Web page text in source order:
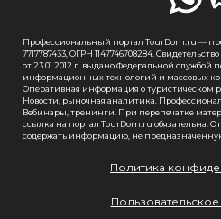
Профессиональный портал TourDom.ru —
7717787433, ОГРН 1147746708284.
от 23.01.2012 г. выдано Федеральной службой
информационных технологий и массовых
Оперативная информация о туристическом
Новости, рыночная аналитика.
Вебинары, тренинги. При перепечатке
ссылка на портал TourDom.ru обязательна.
содержать информацию, не предназначенную
Политика